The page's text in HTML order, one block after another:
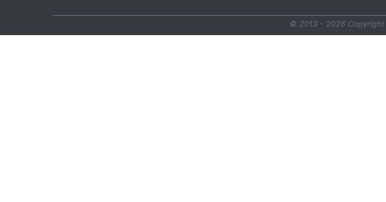
© 2013 - 2026 Copyright